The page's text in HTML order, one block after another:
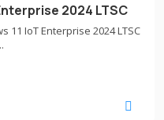
2024 LTSC
IoT Enterprise 2024 LTSC